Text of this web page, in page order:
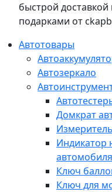
быстрой
подарками от
Автотовары
Автозеркало
Домкрат
Индикатор
автомобиля
Ключ
Ключ для